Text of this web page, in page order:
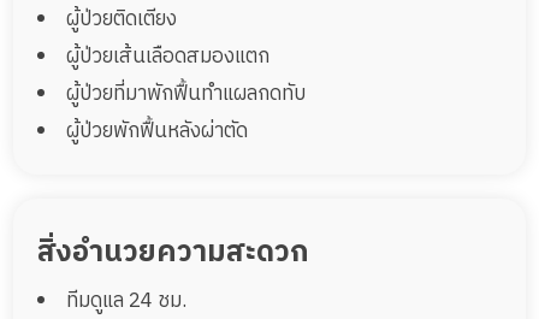
ผู้ป่วยติดเตียง
ผู้ป่วยเส้นเลือดสมองแตก
ผู้ป่วยที่มาพักฟื้นทำแผลกดทับ
ผู้ป่วยพักฟื้นหลังผ่าตัด
สิ่งอำนวยความสะดวก
ทีมดูแล 24 ชม.